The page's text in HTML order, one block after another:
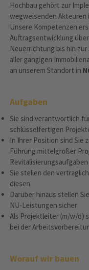
Hochbau gehört zur
wegweisenden Akteuren
Unsere Kompetenzen
Auftragsentwicklung
Neuerrichtung bis hin
aller gängigen
an unserem Standort in
Aufgaben
Sie sind verantwortlich
schlüsselfertigen
In Ihrer Position sind Sie
Führung mittelgroßer
Revitalisierungsaufgaben
Sie stellen den
diesen
Darüber hinaus stellen
NU-Leistungen sicher
Als Projektleiter (m/w/d)
bei der
Worauf wir bauen